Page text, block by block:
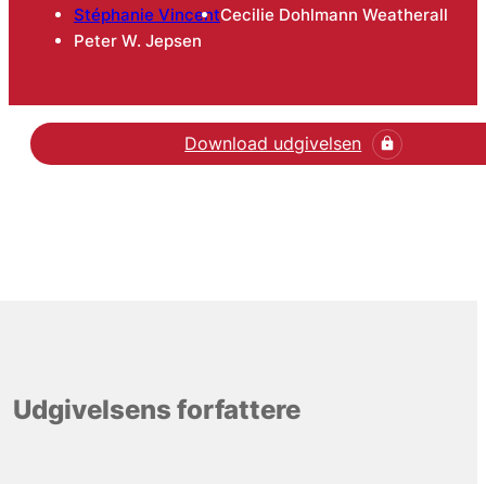
Stéphanie VincentCecilie Dohlmann Weatherall
Peter W. Jepsen
Download udgivelsen
Udgivelsens forfattere